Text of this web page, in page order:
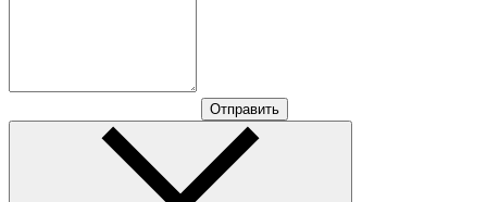
Отправить